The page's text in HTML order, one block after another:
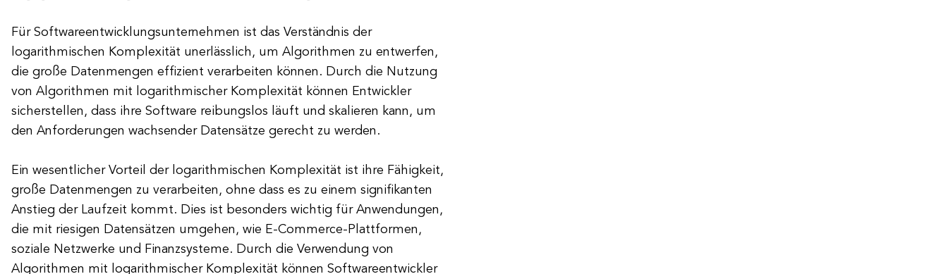
Für Softwareentwicklungsunternehmen ist das Verständnis der
logarithmischen Komplexität unerlässlich, um Algorithmen zu entwerfen,
die große Datenmengen effizient verarbeiten können. Durch die Nutzung
von Algorithmen mit logarithmischer Komplexität können Entwickler
sicherstellen, dass ihre Software reibungslos läuft und skalieren kann, um
den Anforderungen wachsender Datensätze gerecht zu werden.
Ein wesentlicher Vorteil der logarithmischen Komplexität ist ihre Fähigkeit,
große Datenmengen zu verarbeiten, ohne dass es zu einem signifikanten
Anstieg der Laufzeit kommt. Dies ist besonders wichtig für Anwendungen,
die mit riesigen Datensätzen umgehen, wie E-Commerce-Plattformen,
soziale Netzwerke und Finanzsysteme. Durch die Verwendung von
Algorithmen mit logarithmischer Komplexität können Softwareentwickler